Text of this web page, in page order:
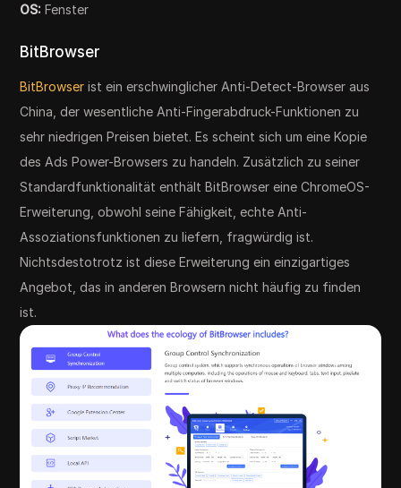
OS: Fenster
BitBrowser
BitBrowser ist ein erschwinglicher Anti-Detect-Browser aus
China, der wesentliche Anti-Fingerabdruck-Funktionen zu
sehr niedrigen Preisen bietet. Es scheint sich um eine Kopie
des Ads Power-Browsers zu handeln. Zusätzlich zu seiner
Standardfunktionalität enthält BitBrowser eine ChromeOS-
Erweiterung, obwohl seine Fähigkeit, echte Anti-
Assoziationsfunktionen zu liefern, fragwürdig ist.
Nichtsdestotrotz ist diese Erweiterung ein einzigartiges
Angebot, das in anderen Browsern nicht häufig zu finden
ist.